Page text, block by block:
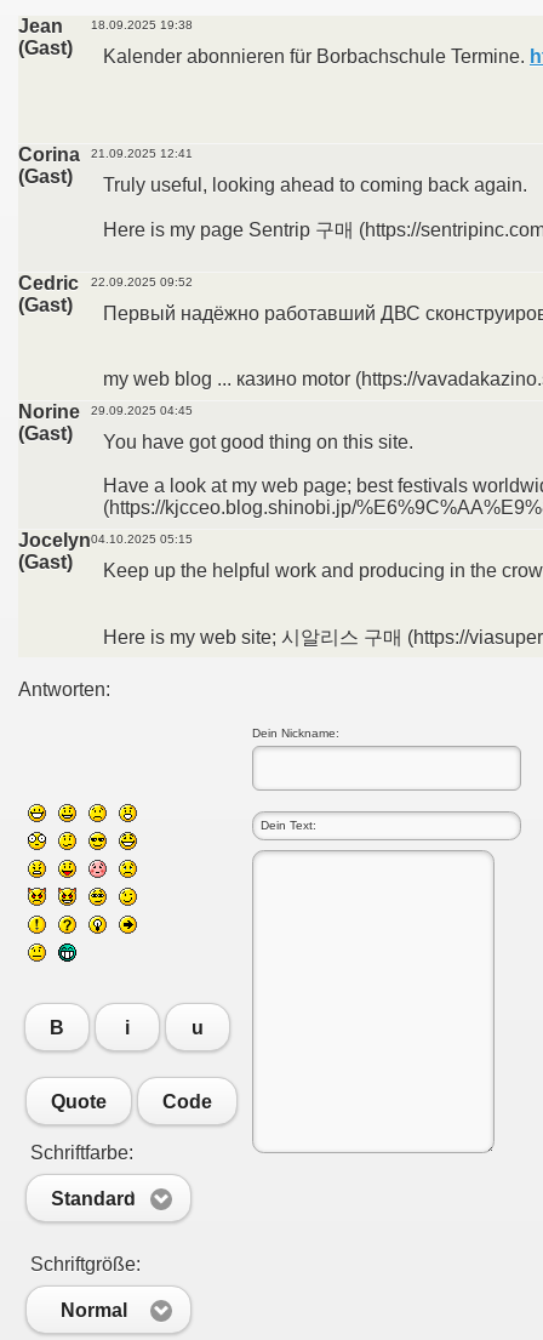
Jean
(Gast)
18.09.2025 19:38
Kalender abonnieren für Borbachschule Termine.
Corina
(Gast)
21.09.2025 12:41
Truly useful, looking ahead to coming back again.
Here is my page Sentrip 구매 (https://
Cedric
(Gast)
22.09.2025 09:52
Первый надёжно работавший ДВС
my web blog ... казино motor (https://
Norine
(Gast)
29.09.2025 04:45
You have got good thing on this site.
Have a look at my web page; best festivals
(https://kjcceo.blog.shinobi.jp/
Jocelyn
(Gast)
04.10.2025 05:15
Keep up the helpful work and producing in the
Here is my web site; 시알리스 구매 (https://
Antworten:
Dein Nickname:
B i u
Quote Code
Schriftfarbe:
Standard
Schriftgröße:
Normal